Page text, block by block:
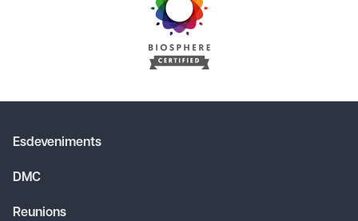
Esdeveniments
DMC
Reunions